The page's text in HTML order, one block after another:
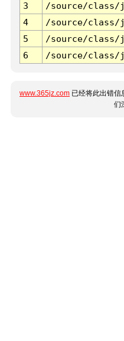
3 /source/class/
4
/source/class/
5
/source/class/
6
/source/class/
www.365jz.com 已经将此出错信
们